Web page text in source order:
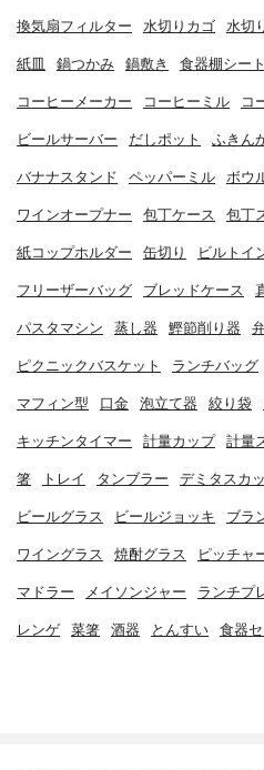
換気扇フィルター 水切りカゴ 水切
紙皿 鍋つかみ 鍋敷き 食器棚シート
コーヒーメーカー コーヒーミル コ
ビールサーバー だしポット ふきん
バナナスタンド ペッパーミル ボウ
ワインオープナー 包丁ケース 包丁
紙コップホルダー 缶切り ビルトイ
フリーザーバッグ ブレッドケース
パスタマシン 蒸し器 鰹節削り器
ピクニックバスケット ランチバッグ
マフィン型 口金 泡立て器 絞り袋
キッチンタイマー 計量カップ 計量
箸 トレイ タンブラー デミタスカ
ビールグラス ビールジョッキ ブラ
ワイングラス 焼酎グラス ピッチャ
マドラー メイソンジャー ランチプ
レンゲ 菜箸 酒器 とんすい 食器セ